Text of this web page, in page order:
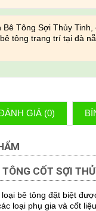
Bê Tông Sợi Thủy Tinh
tông trang trí tại đà
GIÁ (0)
CỐT SỢI
bê tông đặt biệt
loại phụ gia và cốt